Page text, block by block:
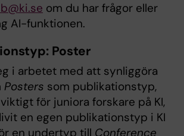
om du har frågor eller
AI-funktionen.
Poster
i arbetet med att synliggöra
Posters som publikationstyp,
för juniora forskare på KI,
en egen publikationstyp i KI
en undertyp till Conference